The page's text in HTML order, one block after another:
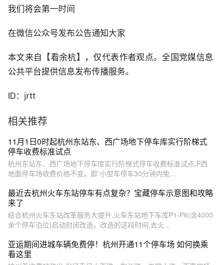
我们将会第一时间
在微信公众号发布公告通知大家
本文来自【看余杭】，仅代表作者观点。全国党媒信息
公共平台提供信息发布传播服务。
ID：jrtt
相关推荐
11月1日0时起杭州东站东、西广场地下停车库实行阶梯式
停车收费标准试点
杭州东站东、西广场地下停车库实行阶梯式停车收费标准试点,P西
地面停车场收费价格不变。即:小型车停车30分钟内免...
最近去杭州火车东站停车有点复杂？宝藏停车示意图和攻略
来了
结合杭州火车东站改革服务大提升,火车东站地下车库P1-P6(含4000
余个停车泊位)启动封闭改造。改造的这段时间,去火...
亚运期间进城车辆免费停！杭州开通11个停车场 如何换乘
看这里